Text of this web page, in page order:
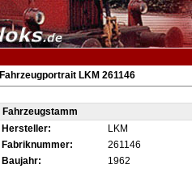
Fahrzeugportrait LKM 261146
Fahrzeugstamm
Hersteller:
LKM
Fabriknummer:
261146
Baujahr:
1962